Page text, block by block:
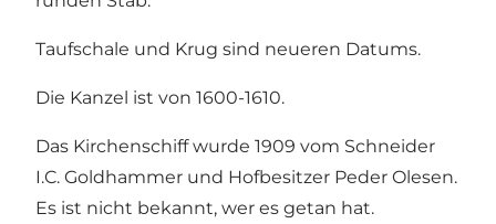
Taufschale und Krug sind neueren Datums.
Die Kanzel ist von 1600-1610.
Das Kirchenschiff wurde 1909 vom Schneider
I.C. Goldhammer und Hofbesitzer Peder Olesen.
Es ist nicht bekannt, wer es getan hat.